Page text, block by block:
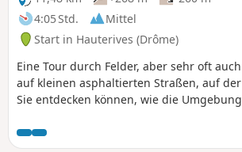
4:05 Std.
Mittel
Start in Hauterives (Drôme)
Eine Tour durch Felder, aber sehr oft auch
auf kleinen asphaltierten Straßen, auf der
Sie entdecken können, wie die Umgebung
könnte. Vielleicht waren sogar einige
Abschnitte der Strecke Teil seiner Tour!